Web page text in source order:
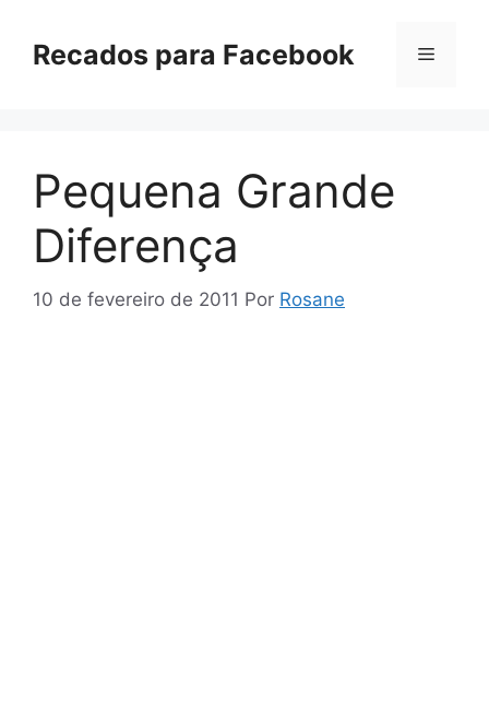
paraRecados para Facebook Menu
Pequena Grande
Diferença
10 de fevereiro de 2011 Por Rosane